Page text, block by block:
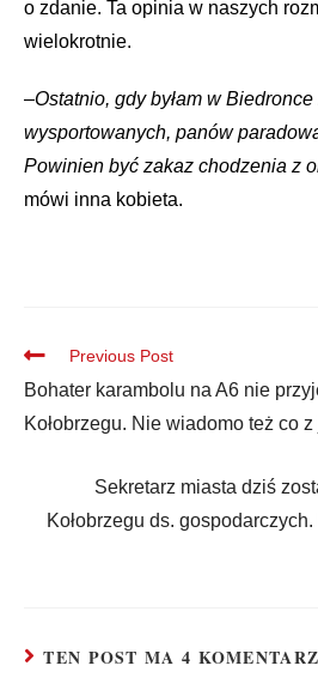
o zdanie. Ta opinia w naszych
wielokrotnie.
–Ostatnio, gdy byłam w
wysportowanych, panów
Powinien być zakaz chodzenia z
mówi inna kobieta.
Previous Post
Bohater karambolu na A6 nie
Kołobrzegu. Nie wiadomo też co
Sekretarz miasta dziś
Kołobrzegu ds.
TEN POST MA 4